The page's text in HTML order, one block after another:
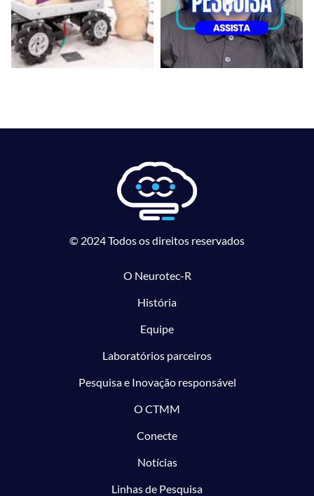
© 2024 Todos os direitos reservados
O Neurotec-R
História
Equipe
Laboratórios parceiros
Pesquisa e Inovação responsável
O CTMM
Conecte
Notícias
Linhas de Pesquisa